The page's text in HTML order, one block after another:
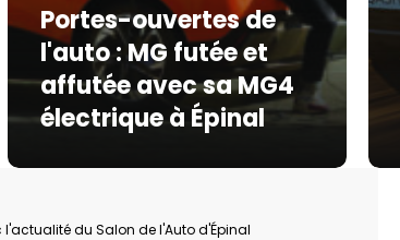
Portes-ouvertes de
l'auto : MG futée et
affutée avec sa MG4
électrique à Épinal
du Salon de l'Auto d'Épinal